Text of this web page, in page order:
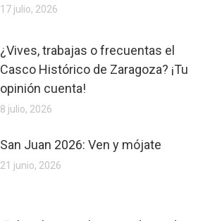
17 julio, 2026
¿Vives, trabajas o frecuentas el
Casco Histórico de Zaragoza? ¡Tu
opinión cuenta!
8 julio, 2026
San Juan 2026: Ven y mójate
21 junio, 2026